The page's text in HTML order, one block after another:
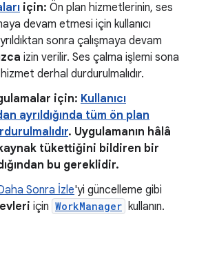
için: Ön plan hizmetlerinin, ses
devam etmesi için kullanıcı
sonra çalışmaya devam
izin verilir. Ses çalma işlemi sona
derhal durdurulmalıdır.
için: Kullanıcı
ayrıldığında tüm ön plan
. Uygulamanın hâlâ
kaynak tükettiğini bildiren bir
bu gereklidir.
Sonra İzle'yi güncelleme gibi
için WorkManager kullanın.